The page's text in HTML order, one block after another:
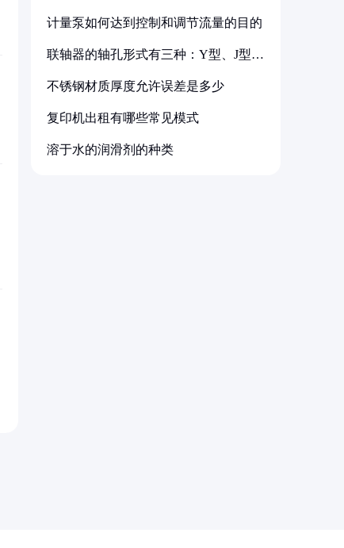
计量泵如何达到控制和调节流量的目的
联轴器的轴孔形式有三种：Y型、J型、
不锈钢材质厚度允许误差是多少
复印机出租有哪些常见模式
溶于水的润滑剂的种类